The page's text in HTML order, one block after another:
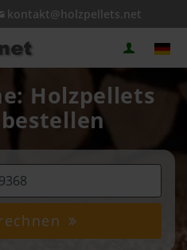
kontakt@holzpellets.net
Holzpellets